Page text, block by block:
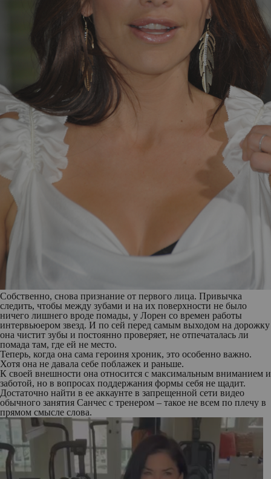
Собственно, снова признание от первого лица. Привычка
следить, чтобы между зубами и на их поверхности не было
ничего лишнего вроде помады, у Лорен со времен работы
интервьюером звезд. И по сей перед самым выходом на дорожку
она чистит зубы и постоянно проверяет, не отпечаталась ли
помада там, где ей не место.
Теперь, когда она сама героиня хроник, это особенно важно.
Хотя она не давала себе поблажек и раньше.
К своей внешности она относится с максимальным вниманием и
заботой, но в вопросах поддержания формы себя не щадит.
Достаточно найти в ее аккаунте в запрещенной сети видео
обычного занятия Санчес с тренером – такое не всем по плечу в
прямом смысле слова.